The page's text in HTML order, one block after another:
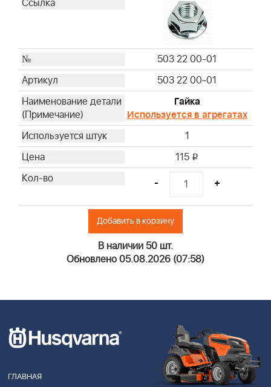
503 22 00-01
503 22 00-01
Гайка
Используется в агрегатах
1
115 i
- +
Добавить в корзину
В наличии 50 шт.
Обновлено 05.08.2026 (07:58)
ГЛАВНАЯ